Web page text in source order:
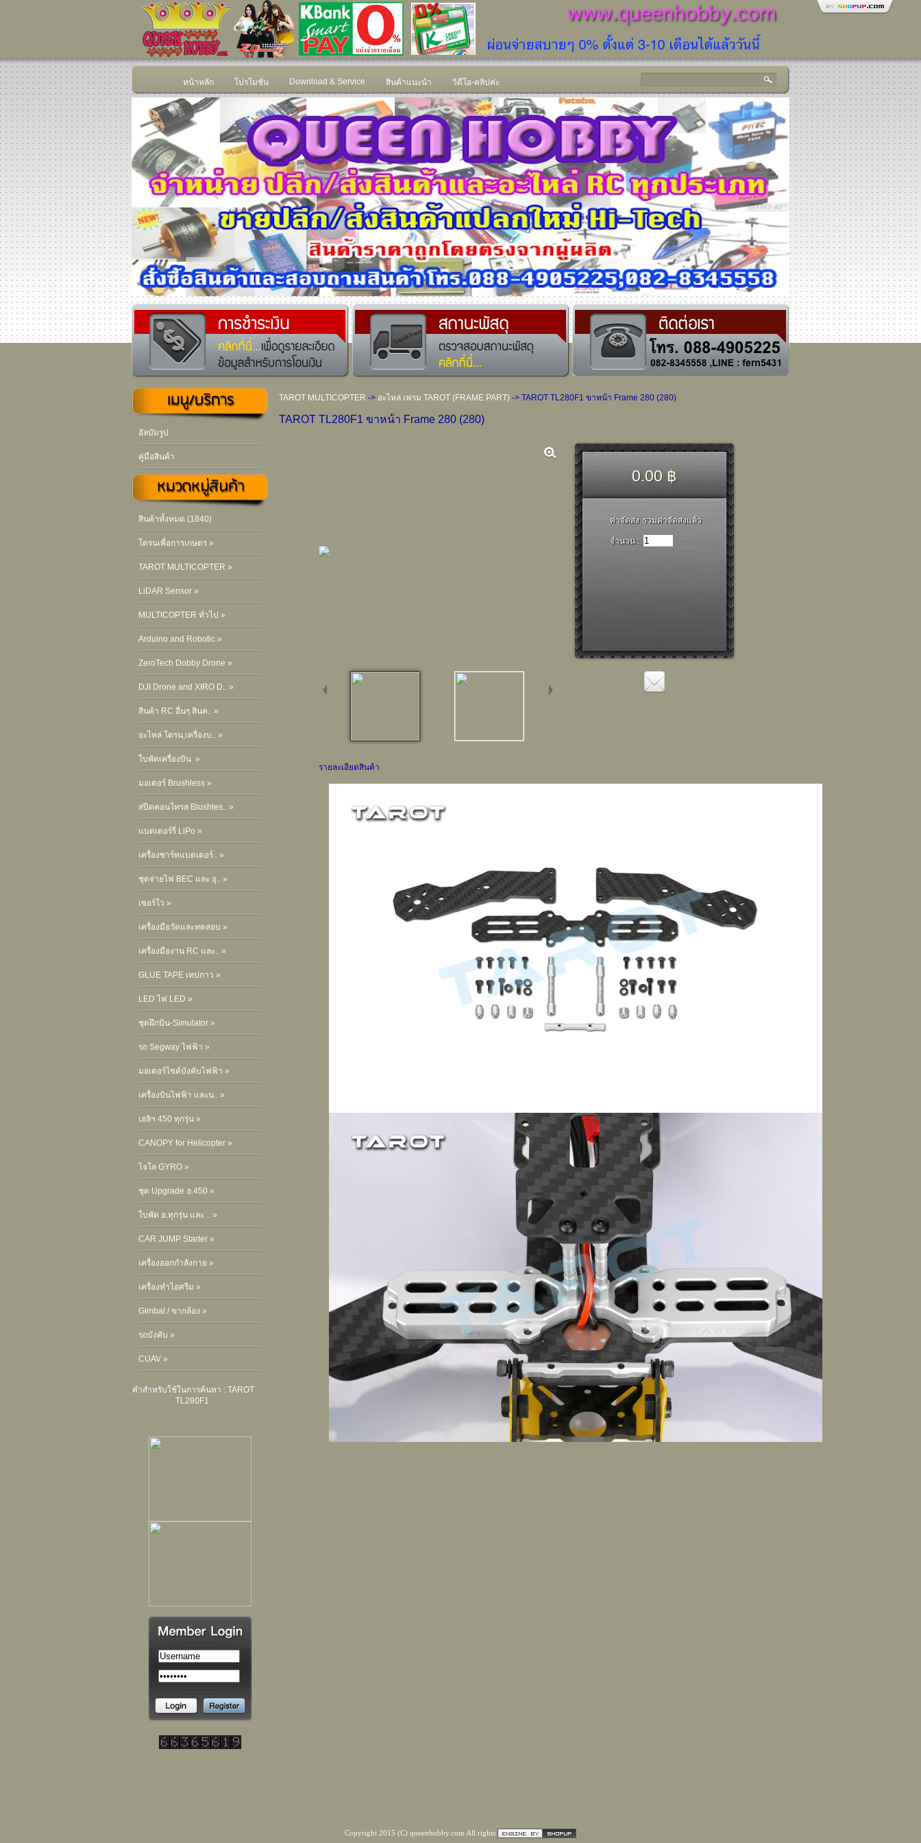
หน้าหลัก โปรโมชั่น Download & Service สินค้าแนะนำ วิดีโอ-คลิปค่ะ
อัลบัมรูป
คู่มือสินค้า
สินค้าทั้งหมด (1840)
โดรนเพื่อการเกษตร »
TAROT MULTICOPTER »
LiDAR Sensor »
MULTICOPTER ทั่วไป »
Arduino and Robotic »
ZeroTech Dobby Drone »
DJI Drone and XIRO D.. »
สินค้า RC อื่นๆ สินค.. »
อะไหล่ โดรน,เครื่องบ.. »
ใบพัดเครื่องบิน »
มอเตอร์ Brushless »
สปีดคอนโทรล Blushles.. »
แบตเตอร์รี่ LiPo »
เครื่องชาร์ทแบตเตอร์.. »
ชุดจ่ายไฟ BEC และ อุ.. »
เซอร์โว »
เครื่องมือวัดและทดสอบ »
เครื่องมืองาน RC และ.. »
GLUE TAPE เทปกาว »
LED ไฟ LED »
ชุดฝึกบิน-Simulator »
รถ Segway ไฟฟ้า »
มอเตอร์ไซค์บังคับไฟฟ้า »
เครื่องบินไฟฟ้า และน.. »
เฮลิฯ 450 ทุกรุ่น »
CANOPY for Helicopter »
ไจโล GYRO »
ชุด Upgrade ฮ.450 »
ใบพัด ฮ.ทุกรุ่น และ .. »
CAR JUMP Starter »
เครื่องออกกำลังกาย »
เครื่องทำไอศรีม »
Gimbal / ขากล้อง »
รถบังคับ »
CUAV »
คำสำหรับใช้ในการค้นหา : TAROT
TL280F1
TAROT MULTICOPTER -> อะไหล่ เฟรม TAROT (FRAME PART) -> TAROT TL280F1 ขาหน้า Frame 280 (280)
TAROT TL280F1 ขาหน้า Frame 280 (280)
0.00 ฿
ค่าจัดส่ง รวมค่าจัดส่งแล้ว
จำนวน :
รายละเอียดสินค้า
Copyright 2015 (C) queenhobby.com All rights